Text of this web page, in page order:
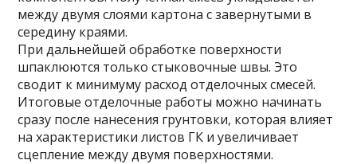
между двумя слоями картона с завернутыми в
середину краями.
При дальнейшей обработке поверхности
шпаклюются только стыковочные швы. Это
сводит к минимуму расход отделочных смесей.
Итоговые отделочные работы можно начинать
сразу после нанесения грунтовки, которая влияет
на характеристики листов ГК и увеличивает
сцепление между двумя поверхностями.